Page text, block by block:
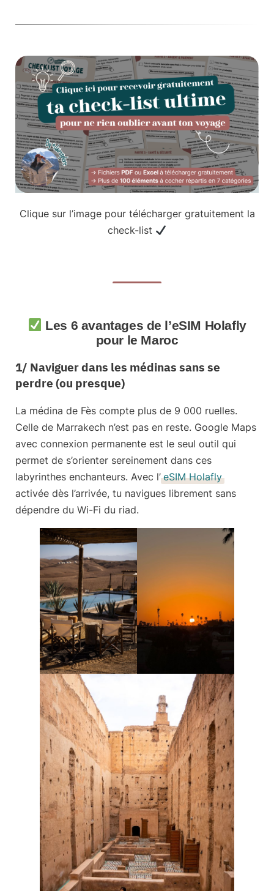
Clique sur l’image pour télécharger gratuitement la
check-list
Les 6 avantages de l’eSIM Holafly
pour le Maroc
1/ Naviguer dans les médinas sans se
perdre (ou presque)
La médina de Fès compte plus de 9 000 ruelles.
Celle de Marrakech n’est pas en reste. Google Maps
avec connexion permanente est le seul outil qui
permet de s’orienter sereinement dans ces
labyrinthes enchanteurs. Avec l’ eSIM Holafly
activée dès l’arrivée, tu navigues librement sans
dépendre du Wi-Fi du riad.